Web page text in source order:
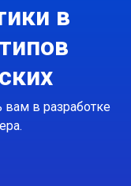
в
в разработке